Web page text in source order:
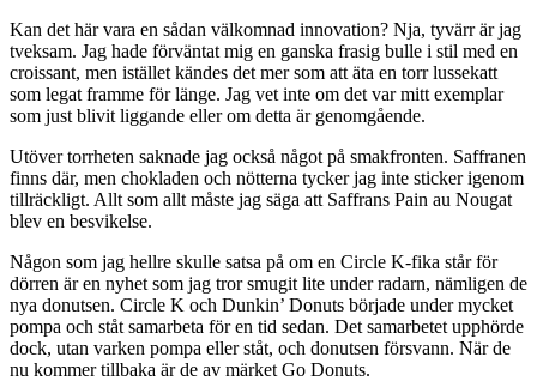
Kan det här vara en sådan välkomnad innovation? Nja, tyvärr är jag
tveksam. Jag hade förväntat mig en ganska frasig bulle i stil med en
croissant, men istället kändes det mer som att äta en torr lussekatt
som legat framme för länge. Jag vet inte om det var mitt exemplar
som just blivit liggande eller om detta är genomgående.
Utöver torrheten saknade jag också något på smakfronten. Saffranen
finns där, men chokladen och nötterna tycker jag inte sticker igenom
tillräckligt. Allt som allt måste jag säga att Saffrans Pain au Nougat
blev en besvikelse.
Någon som jag hellre skulle satsa på om en Circle K-fika står för
dörren är en nyhet som jag tror smugit lite under radarn, nämligen de
nya donutsen. Circle K och Dunkin’ Donuts började under mycket
pompa och ståt samarbeta för en tid sedan. Det samarbetet upphörde
dock, utan varken pompa eller ståt, och donutsen försvann. När de
nu kommer tillbaka är de av märket Go Donuts.